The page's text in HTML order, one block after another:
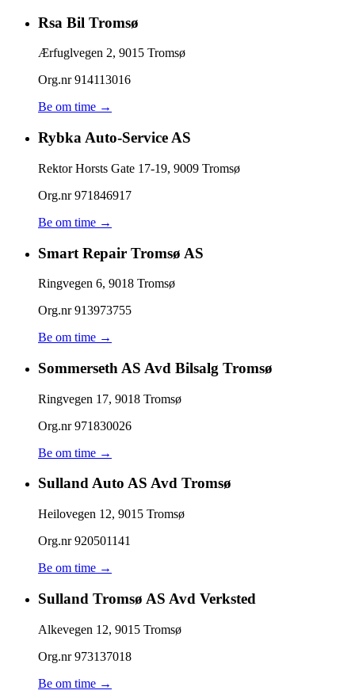
Rsa Bil Tromsø
Ærfuglvegen 2, 9015 Tromsø
Org.nr914113016
Be om time →
Rybka Auto-Service AS
Rektor Horsts Gate 17-19, 9009 Tromsø
Org.nr971846917
Be om time →
Smart Repair Tromsø AS
Ringvegen 6, 9018 Tromsø
Org.nr913973755
Be om time →
Sommerseth AS Avd Bilsalg Tromsø
Ringvegen 17, 9018 Tromsø
Org.nr971830026
Be om time →
Sulland Auto AS Avd Tromsø
Heilovegen 12, 9015 Tromsø
Org.nr920501141
Be om time →
Sulland Tromsø AS Avd Verksted
Alkevegen 12, 9015 Tromsø
Org.nr973137018
Be om time →